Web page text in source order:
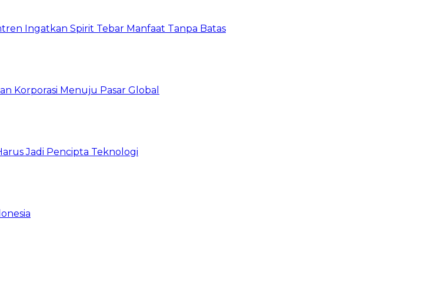
Ingatkan Spirit Tebar Manfaat Tanpa Batas
Korporasi Menuju Pasar Global
Jadi Pencipta Teknologi